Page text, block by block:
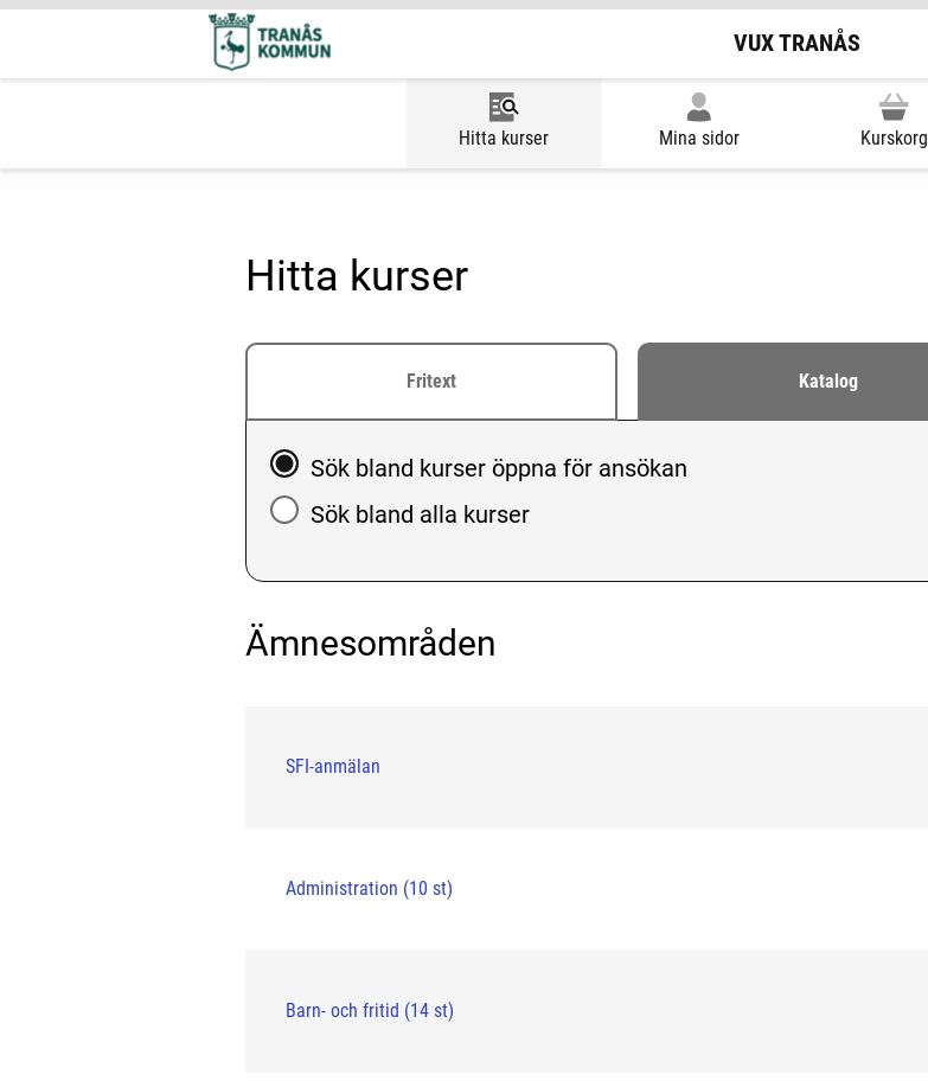
VUX TRANÅS
Hitta kurser Mina sidor Kurskorg
Hitta kurser
Fritext Katalog
Välj att söka blandkurser öppna för ansökan eller hela utbudet
Sök bland kurser öppna för ansökan
Sök bland alla kurser
Ämnesområden
SFI-anmälan
Administration (10 st)
Barn- och fritid (14 st)